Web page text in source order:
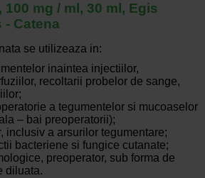
mg / ml, 30 ml, Egis
- Catena
se utilizeaza in:
inaintea injectiilor,
recoltarii probelor de sange,
a tegumentelor si mucoaselor
– bai preoperatorii);
inclusiv a arsurilor tegumentare;
bacteriene si fungice cutanate;
preoperator, sub forma de
diluata.